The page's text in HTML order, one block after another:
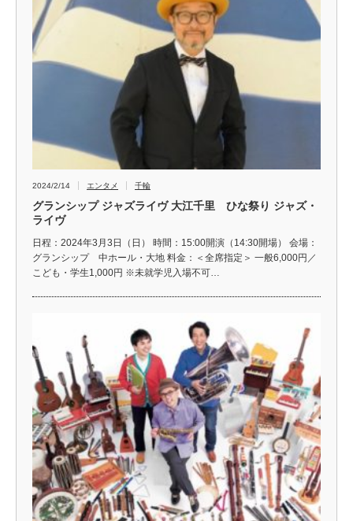
2024/2/14 エンタメ 千輪
グランシップ ジャズライヴ 大江千里 ひな祭り ジャズ・
ライヴ
日程：2024年3月3日（日） 時間：15:00開演（14:30開場） 会場：
グランシップ 中ホール・大地 料金：＜全席指定＞ 一般6,000円／
こども・学生1,000円 ※未就学児入場不可…